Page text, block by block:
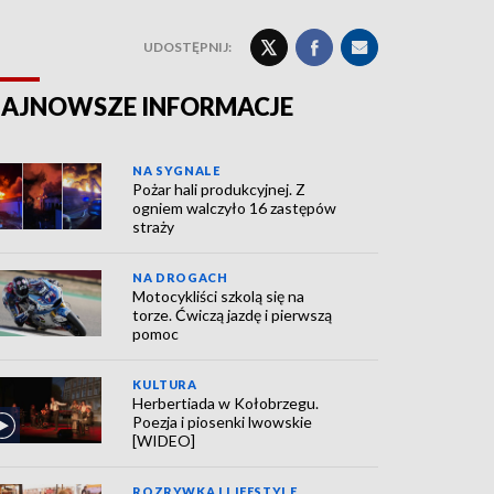
UDOSTĘPNIJ:
INFORMACJE
NA SYGNALE
Pożar hali produkcyjnej. Z
ogniem walczyło 16 zastępów
straży
NA DROGACH
Motocykliści szkolą się na
torze. Ćwiczą jazdę i pierwszą
pomoc
KULTURA
Herbertiada w Kołobrzegu.
Poezja i piosenki lwowskie
[WIDEO]